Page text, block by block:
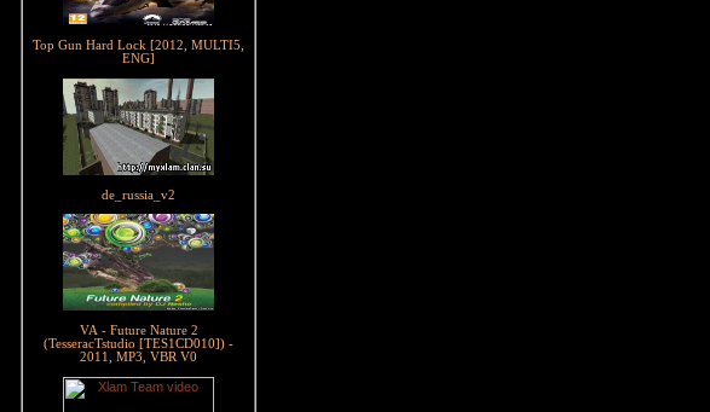
Top Gun Hard Lock [2012, MULTI5,
ENG]
de_russia_v2
VA - Future Nature 2
(TesseracTstudio [TES1CD010]) -
2011, MP3, VBR V0